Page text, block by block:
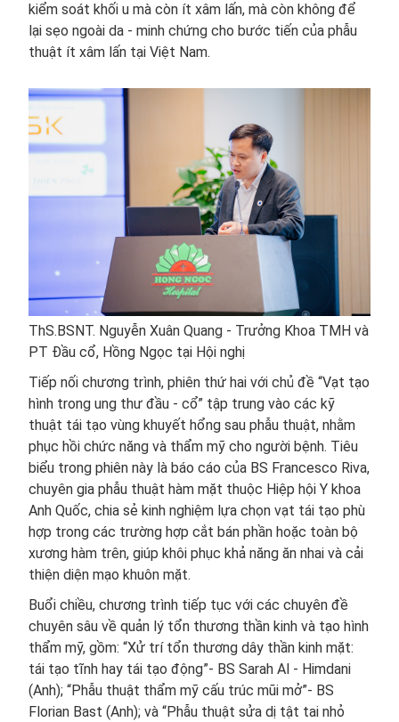
kiểm soát khối u mà còn ít xâm lấn, mà còn không để
lại sẹo ngoài da - minh chứng cho bước tiến của phẫu
thuật ít xâm lấn tại Việt Nam.
ThS.BSNT. Nguyễn Xuân Quang - Trưởng Khoa TMH và
PT Đầu cổ, Hồng Ngọc tại Hội nghị
Tiếp nối chương trình, phiên thứ hai với chủ đề “Vạt tạo
hình trong ung thư đầu - cổ” tập trung vào các kỹ
thuật tái tạo vùng khuyết hổng sau phẫu thuật, nhằm
phục hồi chức năng và thẩm mỹ cho người bệnh. Tiêu
biểu trong phiên này là báo cáo của BS Francesco Riva,
chuyên gia phẫu thuật hàm mặt thuộc Hiệp hội Y khoa
Anh Quốc, chia sẻ kinh nghiệm lựa chọn vạt tái tạo phù
hợp trong các trường hợp cắt bán phần hoặc toàn bộ
xương hàm trên, giúp khôi phục khả năng ăn nhai và cải
thiện diện mạo khuôn mặt.
Buổi chiều, chương trình tiếp tục với các chuyên đề
chuyên sâu về quản lý tổn thương thần kinh và tạo hình
thẩm mỹ, gồm: “Xử trí tổn thương dây thần kinh mặt:
tái tạo tĩnh hay tái tạo động”- BS Sarah Al - Himdani
(Anh); “Phẫu thuật thẩm mỹ cấu trúc mũi mở”- BS
Florian Bast (Anh); và “Phẫu thuật sửa dị tật tai nhỏ